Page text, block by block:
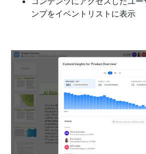
ンプをイベントリストに表示